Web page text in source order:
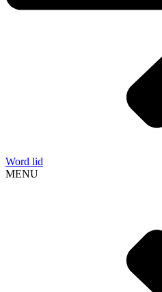
Word lid
MENU